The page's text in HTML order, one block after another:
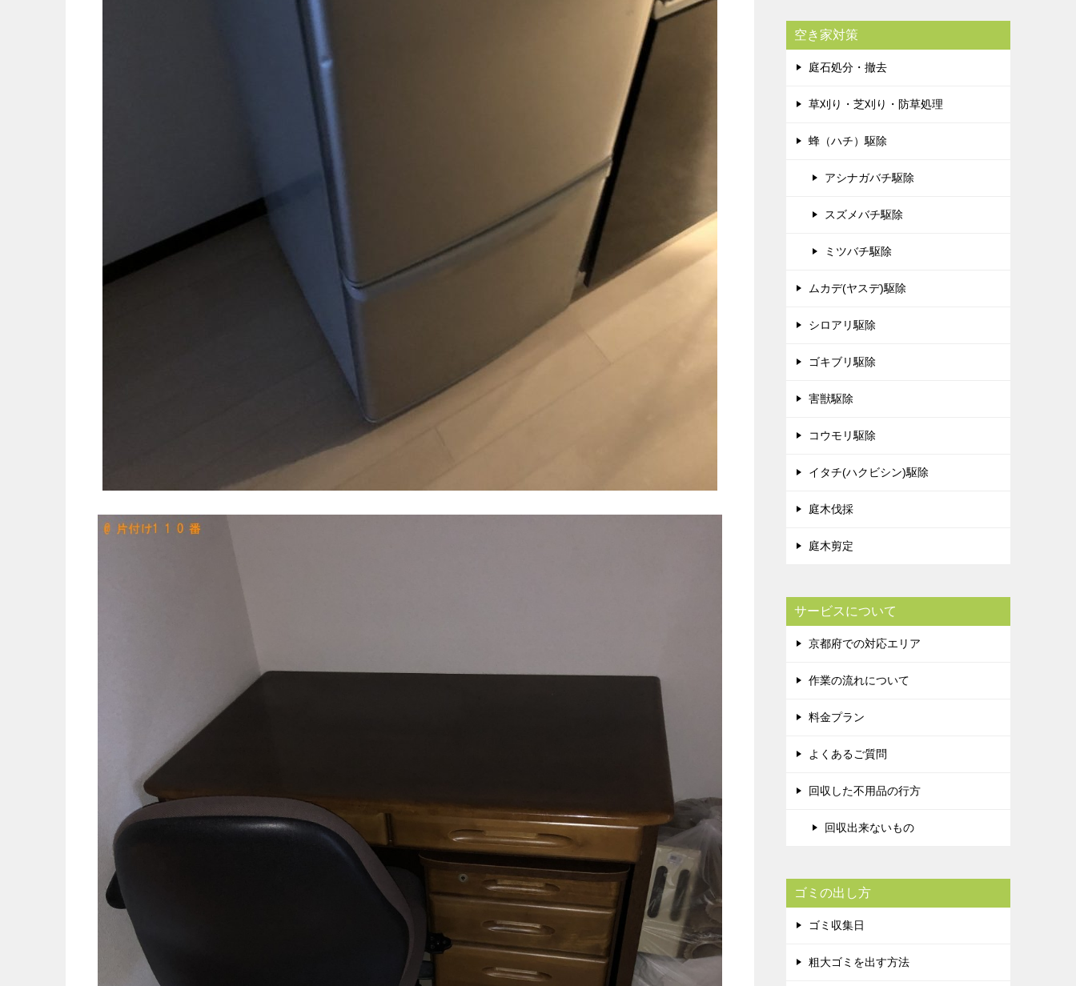
空き家対策
庭石処分・撤去
草刈り・芝刈り・防草処理
蜂（ハチ）駆除
アシナガバチ駆除
スズメバチ駆除
ミツバチ駆除
ムカデ(ヤスデ)駆除
シロアリ駆除
ゴキブリ駆除
害獣駆除
コウモリ駆除
イタチ(ハクビシン)駆除
庭木伐採
庭木剪定
サービスについて
京都府での対応エリア
作業の流れについて
料金プラン
よくあるご質問
回収した不用品の行方
回収出来ないもの
ゴミの出し方
ゴミ収集日
粗大ゴミを出す方法